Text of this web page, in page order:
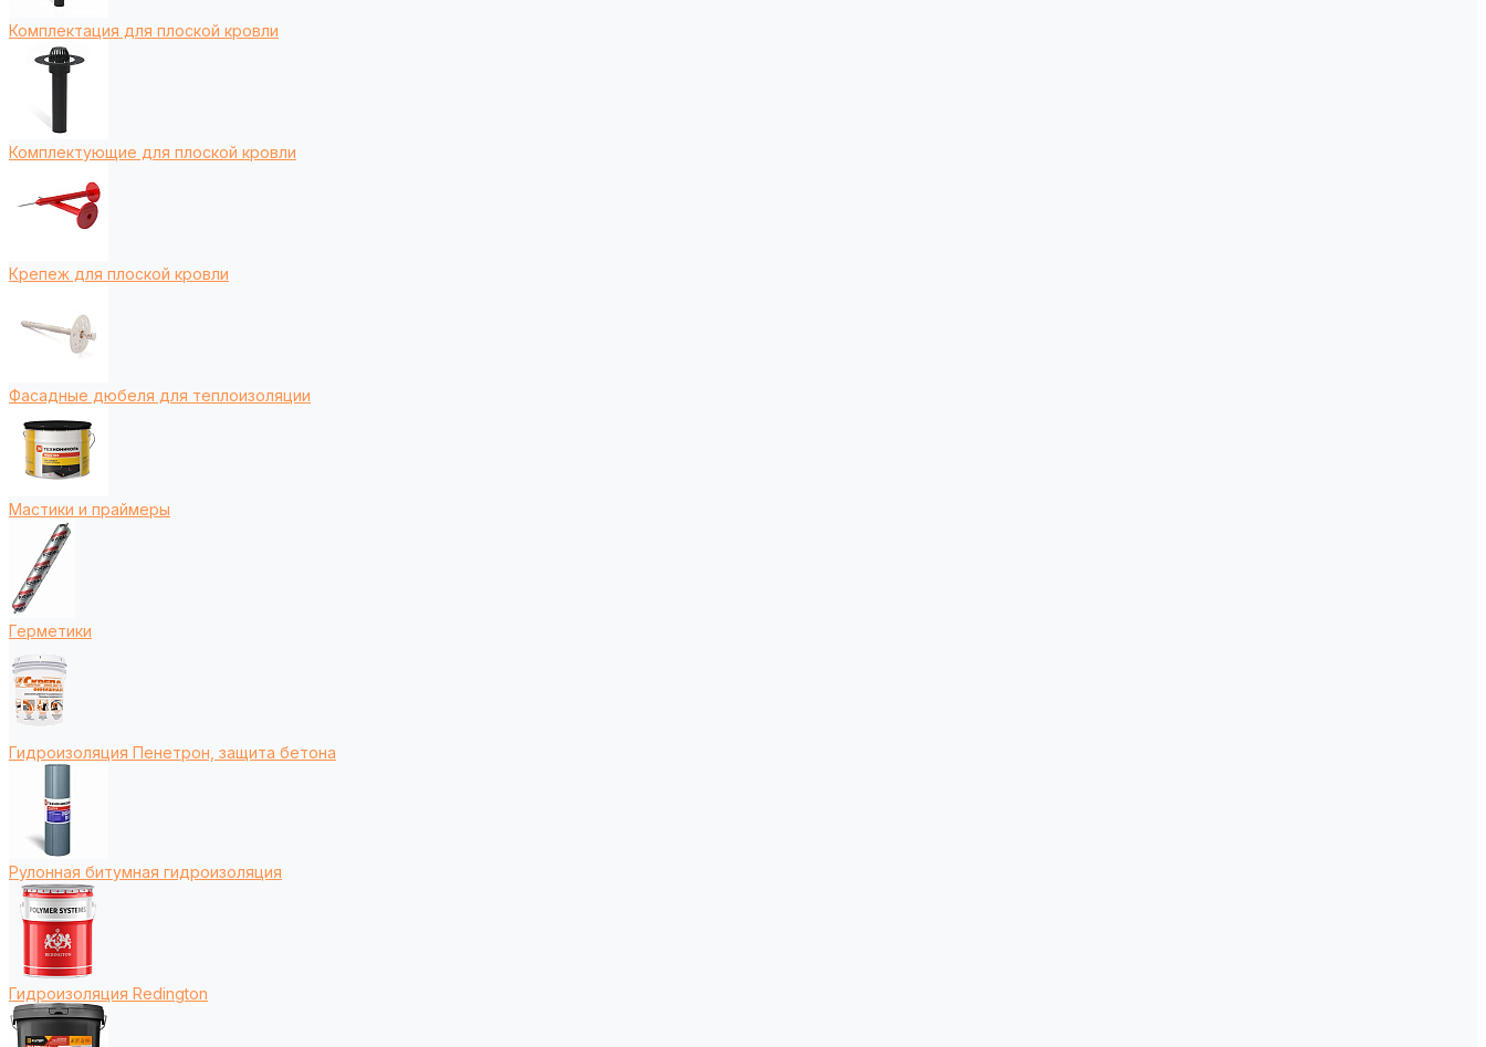
Комплектация для плоской кровли
Комплектующие для плоской кровли
Крепеж для плоской кровли
Фасадные дюбеля для теплоизоляции
Мастики и праймеры
Герметики
Гидроизоляция Пенетрон, защита бетона
Рулонная битумная гидроизоляция
Гидроизоляция Redington